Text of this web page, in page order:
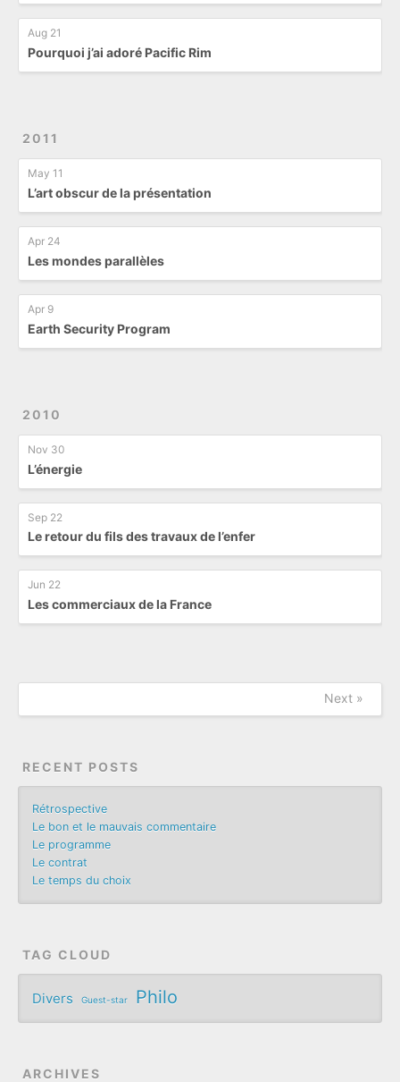
Aug 21
Pourquoi j’ai adoré Pacific Rim
2011
May 11
L’art obscur de la présentation
Apr 24
Les mondes parallèles
Apr 9
Earth Security Program
2010
Nov 30
L’énergie
Sep 22
Le retour du fils des travaux de l’enfer
Jun 22
Les commerciaux de la France
Next »
RECENT POSTS
Rétrospective
Le bon et le mauvais commentaire
Le programme
Le contrat
Le temps du choix
TAG CLOUD
Divers Guest-star Philo
ARCHIVES